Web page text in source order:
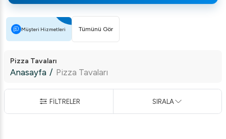
Müşteri Hizmetleri Tümünü Gör
Pizza Tavaları
Anasayfa / Pizza Tavaları
FİLTRELER SIRALA